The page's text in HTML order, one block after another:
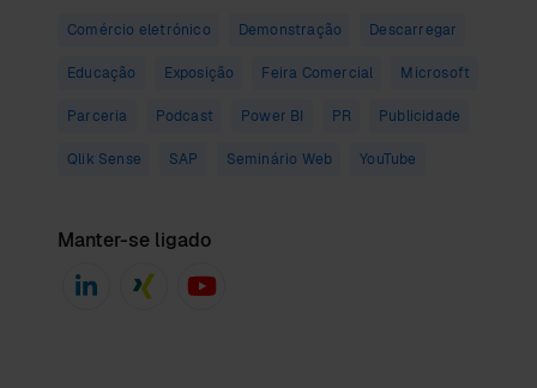
Comércio eletrónico Demonstração Descarregar
Educação Exposição Feira Comercial Microsoft
Parceria Podcast Power BI PR Publicidade
Qlik Sense SAP Seminário Web YouTube
Manter-se ligado